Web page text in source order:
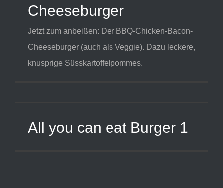
Cheeseburger
Jetzt zum anbeißen: Der BBQ-Chicken-Bacon-
Cheeseburger (auch als Veggie). Dazu leckere,
knusprige Süsskartoffelpommes.
All you can eat Burger 1